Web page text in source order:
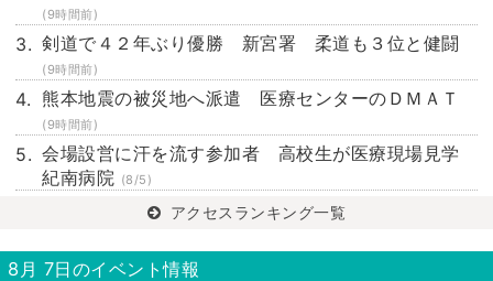
(9時間前)
剣道で４２年ぶり優勝 新宮署 柔道も３位と健闘
(9時間前)
熊本地震の被災地へ派遣 医療センターのＤＭＡＴ
(9時間前)
会場設営に汗を流す参加者 高校生が医療現場見学
紀南病院 (8/5)
アクセスランキング一覧
8月 7日のイベント情報